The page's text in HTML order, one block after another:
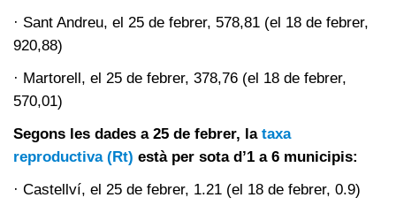
· Sant Andreu, el 25 de febrer, 578,81 (el 18 de febrer,
920,88)
· Martorell, el 25 de febrer, 378,76 (el 18 de febrer,
570,01)
Segons les dades a 25 de febrer, lataxa
reproductiva (Rt) està per sota d’1 a 6 municipis:
· Castellví, el 25 de febrer, 1.21 (el 18 de febrer, 0.9)